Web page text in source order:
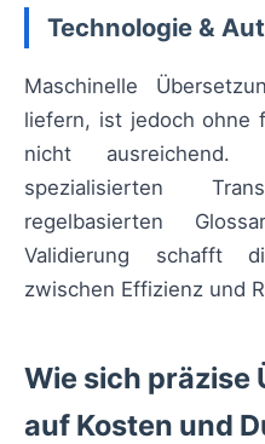
Technologie &
Maschinelle
liefern, ist jedoch ohne
nicht ausreichend.
spezialisierten
regelbasierten
Validierung schafft
zwischen Effizienz und
Wie sich präzise
auf Kosten und